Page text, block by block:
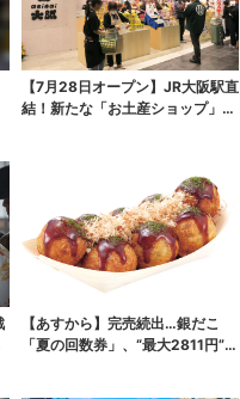
【7月28日オープン】JR大阪駅直
結！新たな「お土産ショップ」、
【あすから】完売続出…銀だこ
「夏の回数券」、“最大2811円”お